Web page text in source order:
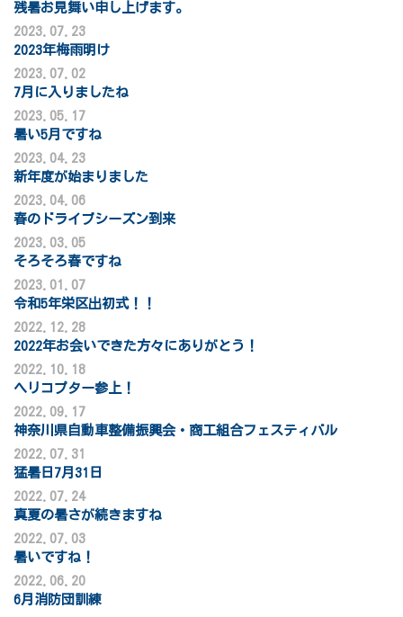
残暑お見舞い申し上げます。
2023.07.23
2023年梅雨明け
2023.07.02
7月に入りましたね
2023.05.17
暑い5月ですね
2023.04.23
新年度が始まりました
2023.04.06
春のドライブシーズン到来
2023.03.05
そろそろ春ですね
2023.01.07
令和5年栄区出初式！！
2022.12.28
2022年お会いできた方々にありがとう！
2022.10.18
ヘリコプター参上！
2022.09.17
神奈川県自動車整備振興会・商工組合フェスティバル
2022.07.31
猛暑日7月31日
2022.07.24
真夏の暑さが続きますね
2022.07.03
暑いですね！
2022.06.20
6月消防団訓練